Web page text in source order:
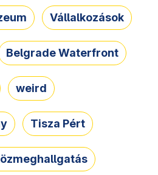
Vállalkozások
Belgrade Waterfront
weird
Tisza Pért